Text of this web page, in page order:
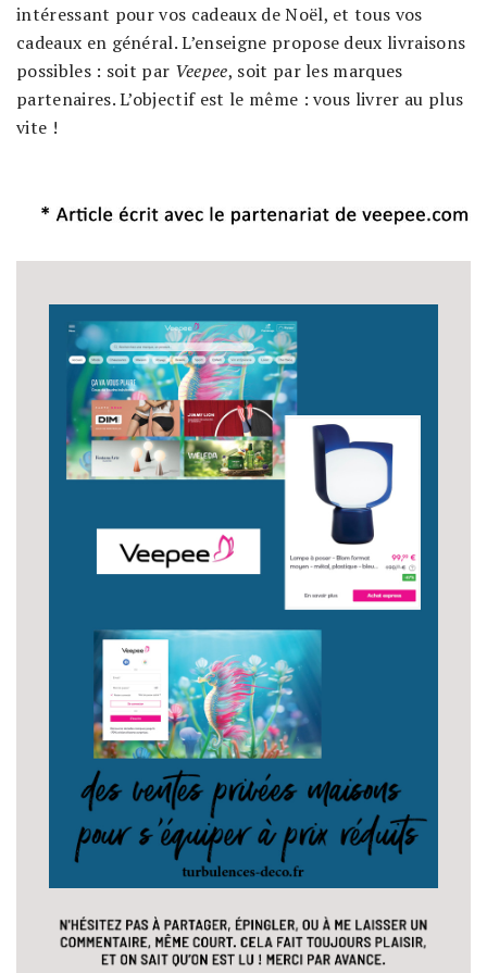
intéressant pour vos cadeaux de Noël, et tous vos
cadeaux en général. L’enseigne propose deux livraisons
possibles : soit par Veepee, soit par les marques
partenaires. L’objectif est le même : vous livrer au plus
vite !